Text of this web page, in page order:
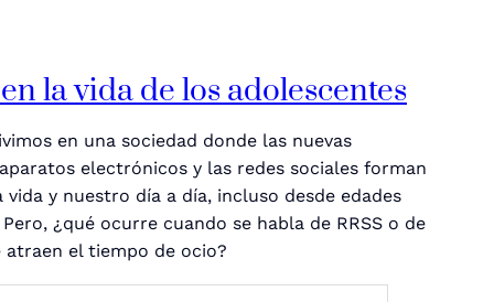
la vida de los adolescentes
en una sociedad donde las nuevas
electrónicos y las redes sociales forman
y nuestro día a día, incluso desde edades
¿qué ocurre cuando se habla de RRSS o de
el tiempo de ocio?